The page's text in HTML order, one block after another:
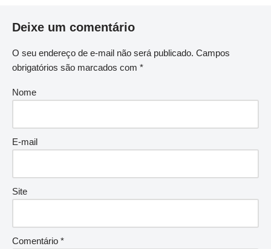
Deixe um comentário
O seu endereço de e-mail não será publicado. Campos
obrigatórios são marcados com *
Nome
E-mail
Site
Comentário *